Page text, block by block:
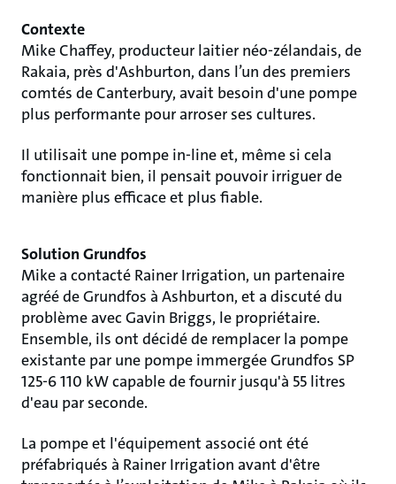
Contexte
Mike Chaffey, producteur laitier néo-zélandais, de
Rakaia, près d'Ashburton, dans l’un des premiers
comtés de Canterbury, avait besoin d'une pompe
plus performante pour arroser ses cultures.
Il utilisait une pompe in-line et, même si cela
fonctionnait bien, il pensait pouvoir irriguer de
manière plus efficace et plus fiable.
Solution Grundfos
Mike a contacté Rainer Irrigation, un partenaire
agréé de Grundfos à Ashburton, et a discuté du
problème avec Gavin Briggs, le propriétaire.
Ensemble, ils ont décidé de remplacer la pompe
existante par une pompe immergée Grundfos SP
125-6 110 kW capable de fournir jusqu'à 55 litres
d'eau par seconde.
La pompe et l'équipement associé ont été
préfabriqués à Rainer Irrigation avant d'être